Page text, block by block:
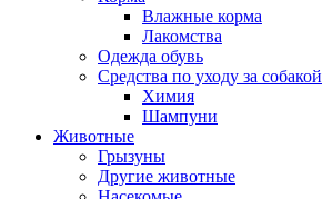
Влажные корма
Лакомства
Одежда обувь
Средства по уходу за собакой
Химия
Шампуни
Животные
Грызуны
Другие животные